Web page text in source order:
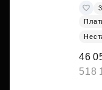
46
518